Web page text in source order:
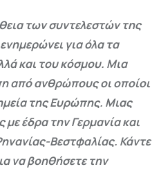
των συντελεστών της
για όλα τα
και του κόσμου. Μια
από ανθρώπους οι οποίοι
της Ευρώπης. Μιας
έδρα την Γερμανία και
Βεστφαλίας. Κάντε
να βοηθήσετε την